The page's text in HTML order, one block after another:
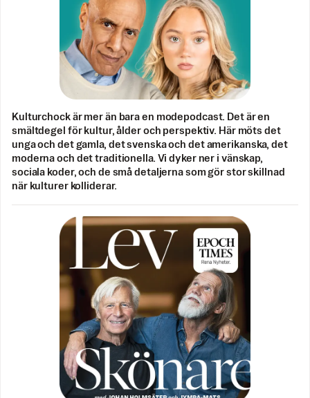
Kulturchock är mer än bara en modepodcast. Det är en
smältdegel för kultur, ålder och perspektiv. Här möts det
unga och det gamla, det svenska och det amerikanska, det
moderna och det traditionella. Vi dyker ner i vänskap,
sociala koder, och de små detaljerna som gör stor skillnad
när kulturer kolliderar.